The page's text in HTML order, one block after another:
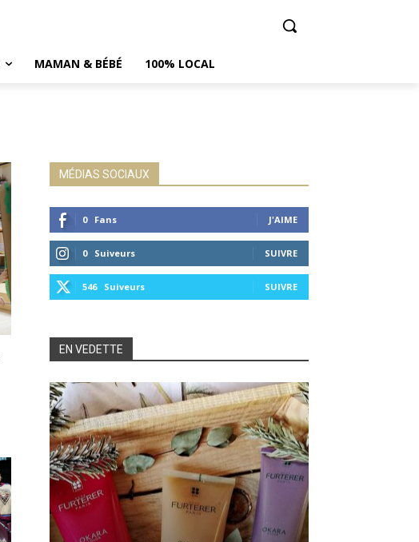
MAMAN & BÉBÉ 100% LOCAL
MÉDIAS SOCIAUX
0 Fans J'AIME
0 Suiveurs SUIVRE
546 Suiveurs SUIVRE
EN VEDETTE